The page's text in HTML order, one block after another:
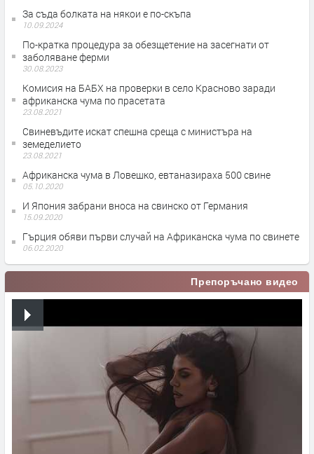
За съда болката на някои е по-скъпа
10.09.2024
По-кратка процедура за обезщетение на засегнати от
заболяване ферми
30.08.2023
Комисия на БАБХ на проверки в село Красново заради
африканска чума по прасетата
23.08.2021
Свиневъдите искат спешна среща с министъра на
земеделието
23.08.2021
Африканска чума в Ловешко, евтаназираха 500 свине
05.10.2020
И Япония забрани вноса на свинско от Германия
15.09.2020
Гърция обяви първи случай на Африканска чума по свинете
06.02.2020
Препоръчано видео